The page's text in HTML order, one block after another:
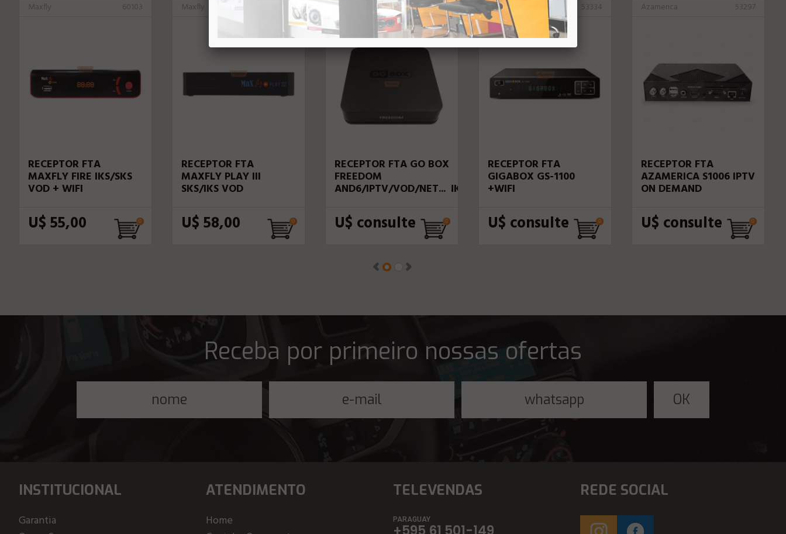
Maxfly 60103
RECEPTOR FTA
MAXFLY FIRE IKS/SKS
VOD + WIFI
U$ 55,00
Maxfly 60127
RECEPTOR FTA
MAXFLY PLAY III
SKS/IKS VOD
U$ 58,00
Go 63975
RECEPTOR FTA GO BOX
FREEDOM
AND6/IPTV/VOD/NETLINK
U$ consulte
Gigabox 53334
RECEPTOR FTA
GIGABOX GS-1100
+WIFI
U$ consulte
Azamerica 53297
RECEPTOR FTA
AZAMERICA S1006 IPTV
ON DEMAND
U$ consulte
Receba por primeiro nossas ofertas
INSTITUCIONAL
Garantia
ATENDIMENTO
Home
TELEVENDAS
PARAGUAY
REDE SOCIAL